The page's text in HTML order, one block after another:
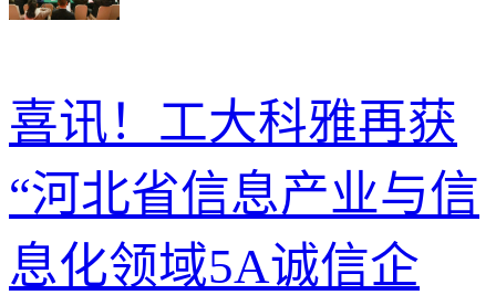
喜讯！工大科雅再获
“河北省信息产业与信
息化领域5A诚信企